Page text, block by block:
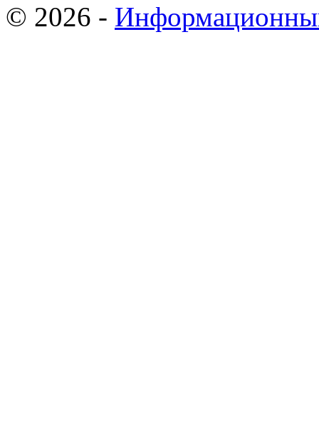
© 2026 -